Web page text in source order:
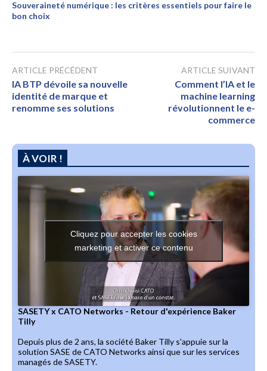
Souveraineté numérique : les critères essentiels pour faire le
bon choix
ARTICLE PRÉCÉDENT
IA BTP dévoile sa nouvelle
identité de marque et
renomme ses solutions
ARTICLE SUIVANT
Comment l’IA et le
machine learning
révolutionnent le e-
commerce
À VOIR !
Cliquez pour accepter les cookies
marketing et activer ce contenu
SASETY x CATO Networks - Retour d'expérience Baker
Tilly
Depuis plus de 2 ans, la société Baker Tilly s'appuie sur la
solution SASE de CATO Networks ainsi que sur les services
managés de SASETY.